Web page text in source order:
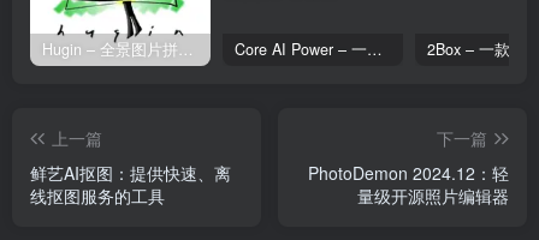
Hugin – 全景图片拼接工具 Core AI Power – 一款专为 WordPress 设计的 AI 增强插件
上一篇
鲜艺AI抠图：提供快速、离
线抠图服务的工具
下一篇
PhotoDemon 2024.12：轻
量级开源照片编辑器